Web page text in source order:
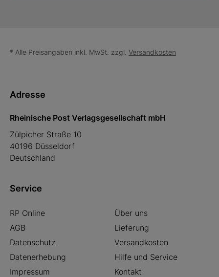
* Alle Preisangaben inkl. MwSt. zzgl. Versandkosten
Adresse
Rheinische Post Verlagsgesellschaft mbH
Zülpicher Straße 10
40196 Düsseldorf
Deutschland
Service
RP Online
Über uns
AGB
Lieferung
Datenschutz
Versandkosten
Datenerhebung
Hilfe und Service
Impressum
Kontakt